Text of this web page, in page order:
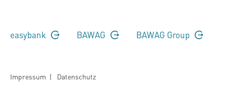
easybank BAWAG BAWAG Group
Impressum | Datenschutz